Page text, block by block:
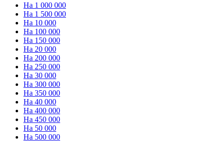
На 1 000 000
На 1 500 000
На 10 000
На 100 000
На 150 000
На 20 000
На 200 000
На 250 000
На 30 000
На 300 000
На 350 000
На 40 000
На 400 000
На 450 000
На 50 000
На 500 000